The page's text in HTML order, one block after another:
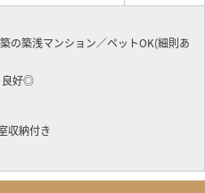
の築浅マンション／ペットOK(細則あ
良好◎
収納付き